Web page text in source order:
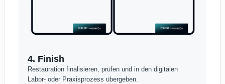
4. Finish
Restauration finalisieren, prüfen und in den digitalen
Labor- oder Praxisprozess übergeben.